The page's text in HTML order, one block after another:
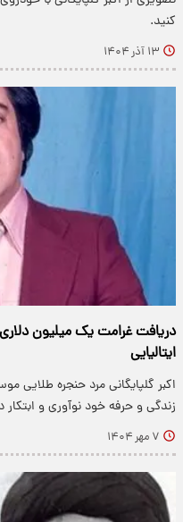
کنید.
۱۳ آذر ۱۴۰۴
دریافت غرامت یک میلیون دلاری
ایتالیایی
اکبر گلپایگانی مرد حنجره طلایی
زندگی و حرفه خود نوآوری و
۷ مهر ۱۴۰۴